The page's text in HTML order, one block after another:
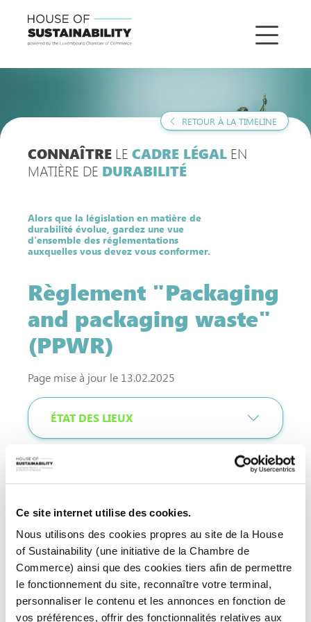
Ce site internet utilise des cookies.
Nous utilisons des cookies propres au site de la House
of Sustainability (une initiative de la Chambre de
Commerce) ainsi que des cookies tiers afin de permettre
le fonctionnement du site, reconnaître votre terminal,
personnaliser le contenu et les annonces en fonction de
vos préférences, offrir des fonctionnalités relatives aux
CONNAÎTRE LE CADRE LÉGAL EN
MATIÈRE DE DURABILITÉ
Alors que la législation en matière de
durabilité évolue, gardez une vue
d'ensemble des réglementations
auxquelles vous devez vous conformer.
RETOUR À LA TIMELINE
Règlement "Packaging
and packaging waste"
(PPWR)
Page mise à jour le 13.02.2025
ÉTAT DES LIEUX
OBJECTIF
QUELS DEVOIRS POUR MON
ENTREPRISE ?